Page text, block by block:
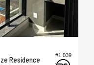
#1.039
Residence